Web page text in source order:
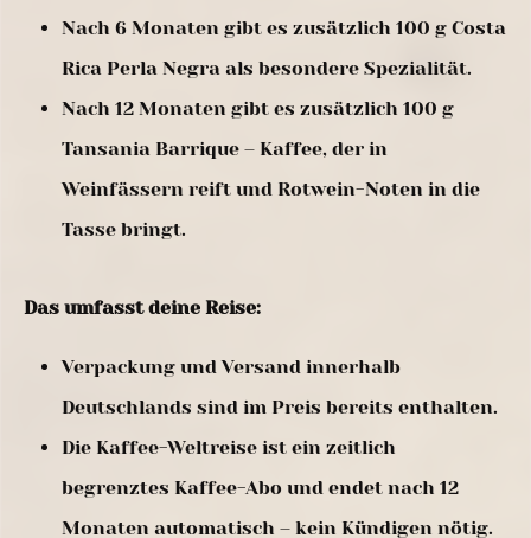
Nach 6 Monaten gibt es zusätzlich 100 g Costa
Rica Perla Negra als besondere Spezialität.
Nach 12 Monaten gibt es zusätzlich 100 g
Tansania Barrique – Kaffee, der in
Weinfässern reift und Rotwein-Noten in die
Tasse bringt.
Das umfasst deine Reise:
Verpackung und Versand innerhalb
Deutschlands sind im Preis bereits enthalten.
Die Kaffee-Weltreise ist ein zeitlich
begrenztes Kaffee-Abo und endet nach 12
Monaten automatisch – kein Kündigen nötig.